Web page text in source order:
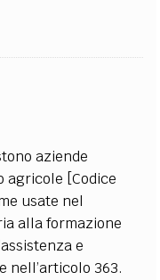
aziende
agricole [Codice
usate nel
alla formazione
e
nell’articolo 363.